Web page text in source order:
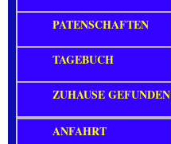
PATENSCHAFTEN
TAGEBUCH
ZUHAUSE GEFUNDEN
ANFAHRT